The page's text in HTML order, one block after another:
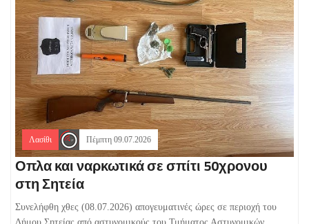
Λασίθι Πέμπτη 09.07.2026
Οπλα και ναρκωτικά σε σπίτι 50χρονου
στη Σητεία
Συνελήφθη χθες (08.07.2026) απογευματινές ώρες σε περιοχή του